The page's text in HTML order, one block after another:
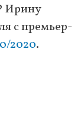
Ирину
с премьер-
2020.